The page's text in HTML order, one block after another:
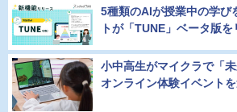
5種類のAIが授業中の学び
トが「TUNE」ベータ版を
小中高生がマイクラで「未
オンライン体験イベント